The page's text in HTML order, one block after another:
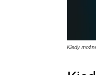
Kiedy